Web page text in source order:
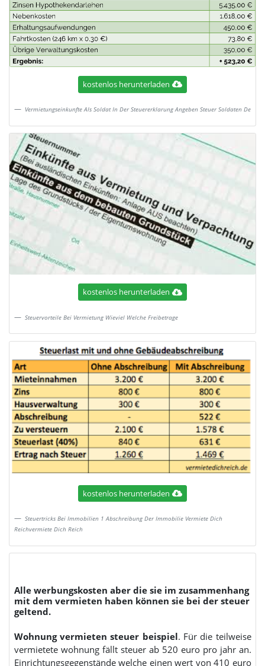
kostenlos herunterladen
Vermietungseinkunfte Als Soldat In Der Steuererklarung Angeben Steuer Soldaten De
kostenlos herunterladen
Steuervorteile Bei Vermietung Wieviel Welche Freibetrage
kostenlos herunterladen
Steuertricks Bei Immobilien 1 Abschreibung Der Immobilie Vermiete Dich
Reichvermiete Dich Reich
Alle werbungskosten aber die sie im zusammenhang
mit dem vermieten haben können sie bei der steuer
geltend.
Wohnung vermieten steuer beispiel. Für die teilweise
vermietete wohnung fällt steuer ab 520 euro pro jahr an.
Einrichtungsgegenstände welche einen wert von 410 euro